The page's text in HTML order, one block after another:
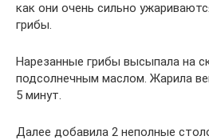
как они очень сильно
грибы.
Нарезанные грибы высыпала на
подсолнечным маслом. Жарила
5 минут.
Далее добавила 2 неполные